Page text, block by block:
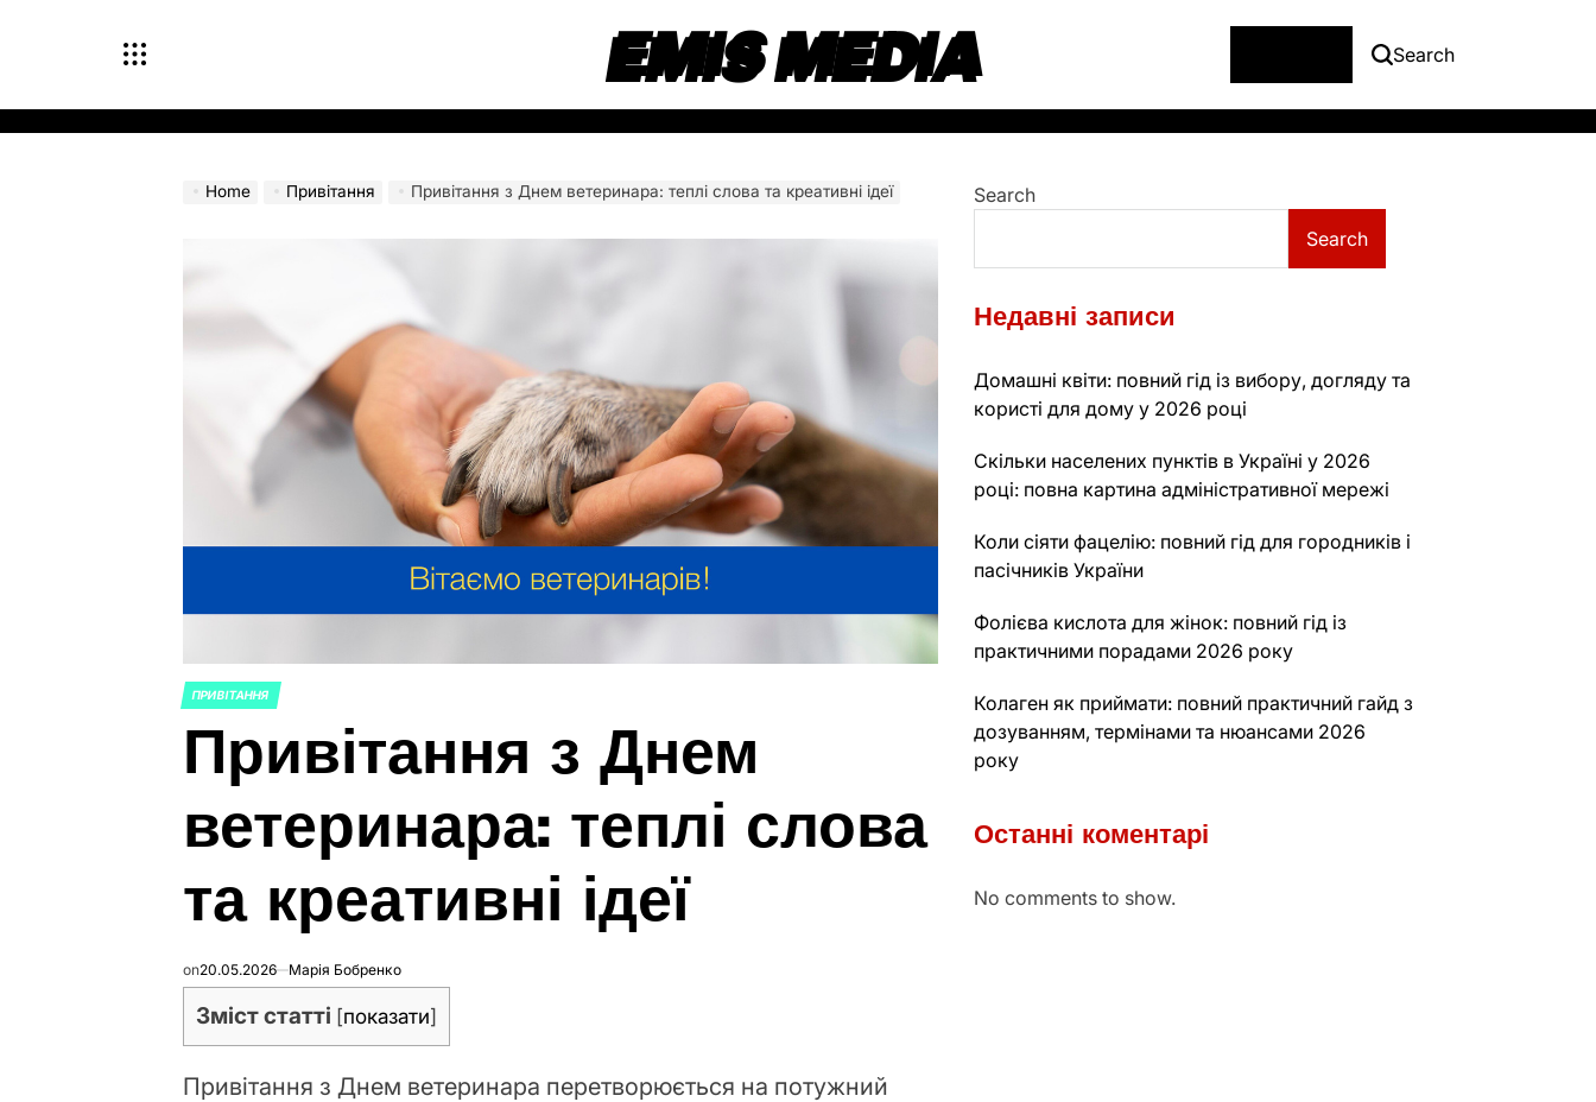
EMIS MEDIA Search
Home Привітання Привітання з Днем ветеринара: теплі слова та креативні ідеї
POSTED
ПРИВІТАННЯ
Привітання з Днем
ветеринара: теплі слова
та креативні ідеї
on20.05.2026 Марія Бобренко
Зміст статті [показати]
Привітання з Днем ветеринара перетворюється на потужний
Search
Search
Недавні записи
Домашні квіти: повний гід із вибору, догляду та
користі для дому у 2026 році
Скільки населених пунктів в Україні у 2026
році: повна картина адміністративної мережі
Коли сіяти фацелію: повний гід для городників і
пасічників України
Фолієва кислота для жінок: повний гід із
практичними порадами 2026 року
Колаген як приймати: повний практичний гайд з
дозуванням, термінами та нюансами 2026
року
Останні коментарі
No comments to show.